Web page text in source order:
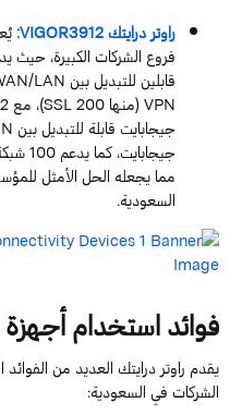
راوتر درايتك VIGOR3912:
مما يجعله الحل الأمثل
السعودية.
فوائد استخدام
يقدم راوتر درايتك العديد من
الشركات في السعودية: